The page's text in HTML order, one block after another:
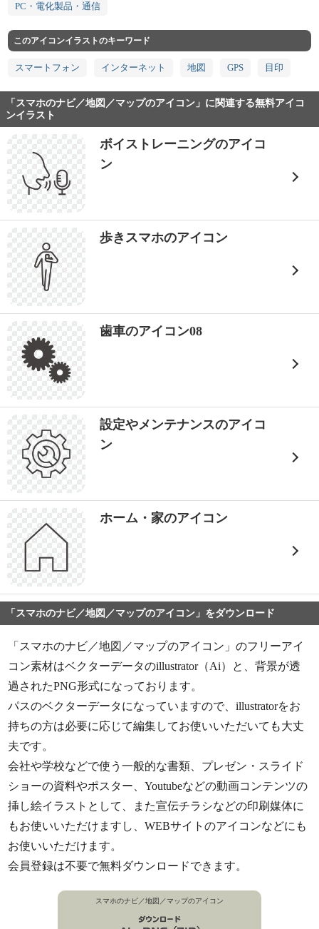
PC・電化製品・通信
このアイコンイラストのキーワード
スマートフォン インターネット 地図 GPS 目印
「スマホのナビ／地図／マップのアイコン」に関連する無料アイコ
ンイラスト
ボイストレーニングのアイコ
ン
歩きスマホのアイコン
歯車のアイコン08
設定やメンテナンスのアイコ
ン
ホーム・家のアイコン
「スマホのナビ／地図／マップのアイコン」をダウンロード
「スマホのナビ／地図／マップのアイコン」のフリーアイ
コン素材はベクターデータのillustrator（Ai）と、背景が透
過されたPNG形式になっております。
パスのベクターデータになっていますので、illustratorをお
持ちの方は必要に応じて編集してお使いいただいても大丈
夫です。
会社や学校などで使う一般的な書類、プレゼン・スライド
ショーの資料やポスター、Youtubeなどの動画コンテンツの
挿し絵イラストとして、また宣伝チラシなどの印刷媒体に
もお使いいただけますし、WEBサイトのアイコンなどにも
お使いいただけます。
会員登録は不要で無料ダウンロードできます。
スマホのナビ／地図／マップのアイコン